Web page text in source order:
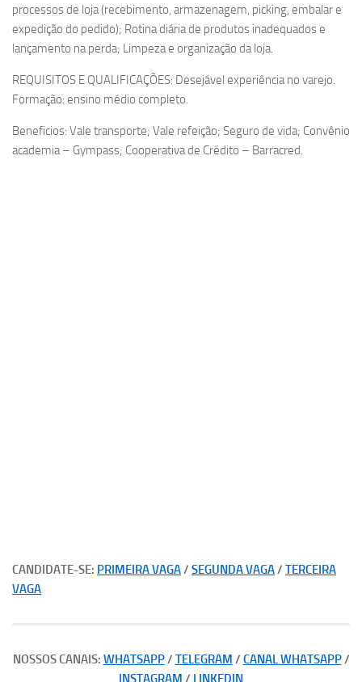
processos de loja (recebimento, armazenagem, picking, embalar e
expedição do pedido); Rotina diária de produtos inadequados e
lançamento na perda; Limpeza e organização da loja.
REQUISITOS E QUALIFICAÇÕES: Desejável experiência no varejo.
Formação: ensino médio completo.
Beneficios: Vale transporte; Vale refeição; Seguro de vida; Convênio
academia – Gympass; Cooperativa de Crédito – Barracred.
CANDIDATE-SE: PRIMEIRA VAGA/ SEGUNDA VAGA/ TERCEIRA
VAGA
NOSSOS CANAIS: WHATSAPP/ TELEGRAM / CANAL WHATSAPP/
INSTAGRAM / LINKEDIN